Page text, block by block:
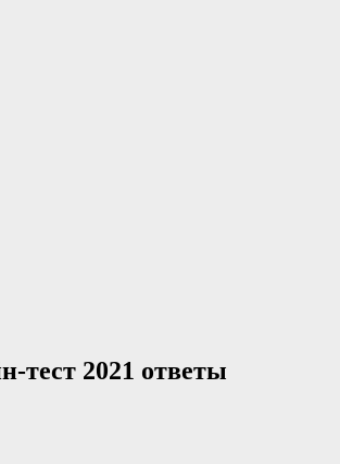
тест 2021 ответы